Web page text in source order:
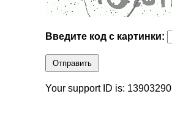
Введите код с картинки:
Отправить
Your support ID is: